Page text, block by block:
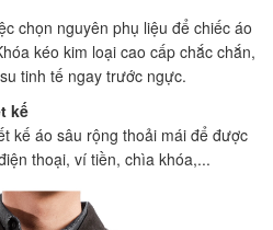
chọn nguyên phụ liệu để chiếc áo
kéo kim loại cao cấp chắc chắn,
tinh tế ngay trước ngực.
kế
kế áo sâu rộng thoải mái để được
thoại, ví tiền, chìa khóa,...